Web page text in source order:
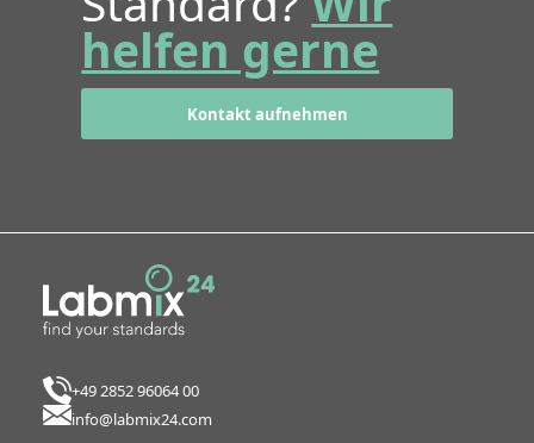
helfen gerne
Kontakt aufnehmen
+49 2852 96064 00
info@labmix24.com